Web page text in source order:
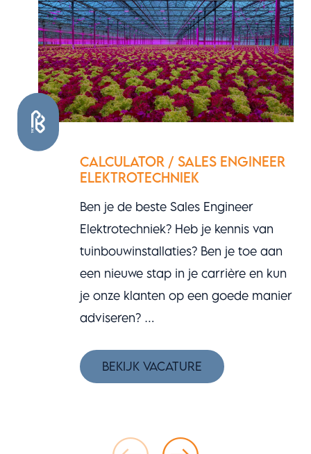
CALCULATOR / SALES ENGINEER
ELEKTROTECHNIEK
Ben je de beste Sales Engineer
Elektrotechniek? Heb je kennis van
tuinbouwinstallaties? Ben je toe aan
een nieuwe stap in je carrière en kun
je onze klanten op een goede manier
adviseren? …
BEKIJK VACATURE